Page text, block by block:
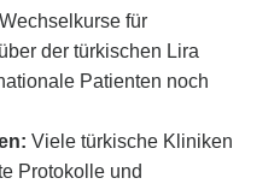
für
der türkischen Lira
Patienten noch
Viele türkische Kliniken
Protokolle und